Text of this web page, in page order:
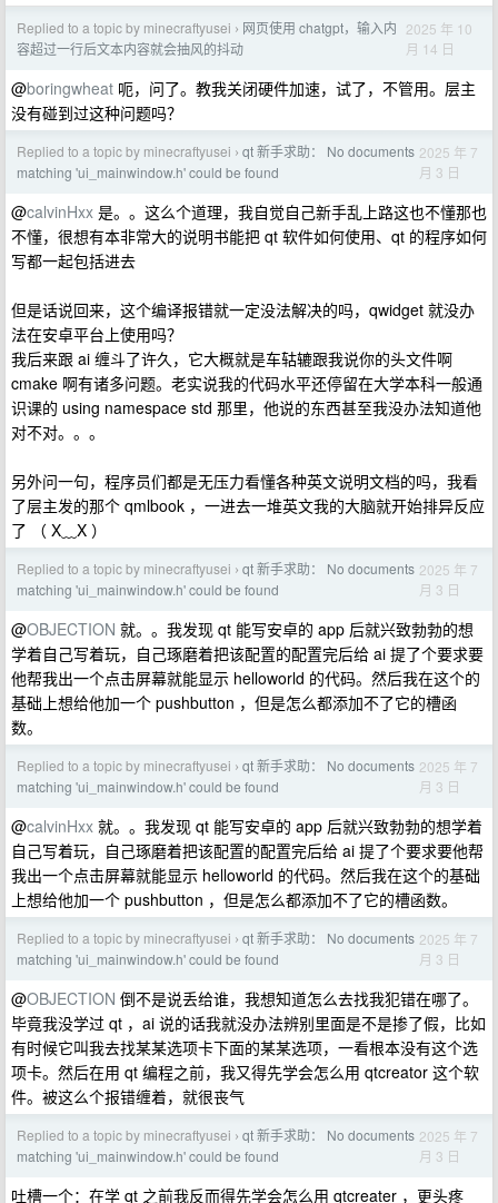
Replied to a topic by minecraftyusei › 网页使用 chatgpt，输入内
容超过一行后文本内容就会抽风的抖动
2025 年 10
月 14 日
@boringwheat 呃，问了。教我关闭硬件加速，试了，不管用。层主
没有碰到过这种问题吗？
Replied to a topic by minecraftyusei › qt 新手求助： No documents
matching 'ui_mainwindow.h' could be found
2025 年 7
月 3 日
@calvinHxx 是。。这么个道理，我自觉自己新手乱上路这也不懂那也
不懂，很想有本非常大的说明书能把 qt 软件如何使用、qt 的程序如何
写都一起包括进去
但是话说回来，这个编译报错就一定没法解决的吗，qwidget 就没办
法在安卓平台上使用吗？
我后来跟 ai 缠斗了许久，它大概就是车轱辘跟我说你的头文件啊
cmake 啊有诸多问题。老实说我的代码水平还停留在大学本科一般通
识课的 using namespace std 那里，他说的东西甚至我没办法知道他
对不对。。。
另外问一句，程序员们都是无压力看懂各种英文说明文档的吗，我看
了层主发的那个 qmlbook ，一进去一堆英文我的大脑就开始排异反应
了 （ X﹏X ）
Replied to a topic by minecraftyusei › qt 新手求助： No documents
matching 'ui_mainwindow.h' could be found
2025 年 7
月 3 日
@OBJECTION 就。。我发现 qt 能写安卓的 app 后就兴致勃勃的想
学着自己写着玩，自己琢磨着把该配置的配置完后给 ai 提了个要求要
他帮我出一个点击屏幕就能显示 helloworld 的代码。然后我在这个的
基础上想给他加一个 pushbutton ，但是怎么都添加不了它的槽函
数。
Replied to a topic by minecraftyusei › qt 新手求助： No documents
matching 'ui_mainwindow.h' could be found
2025 年 7
月 3 日
@calvinHxx 就。。我发现 qt 能写安卓的 app 后就兴致勃勃的想学着
自己写着玩，自己琢磨着把该配置的配置完后给 ai 提了个要求要他帮
我出一个点击屏幕就能显示 helloworld 的代码。然后我在这个的基础
上想给他加一个 pushbutton ，但是怎么都添加不了它的槽函数。
Replied to a topic by minecraftyusei › qt 新手求助： No documents
matching 'ui_mainwindow.h' could be found
2025 年 7
月 3 日
@OBJECTION 倒不是说丢给谁，我想知道怎么去找我犯错在哪了。
毕竟我没学过 qt ，ai 说的话我就没办法辨别里面是不是掺了假，比如
有时候它叫我去找某某选项卡下面的某某选项，一看根本没有这个选
项卡。然后在用 qt 编程之前，我又得先学会怎么用 qtcreator 这个软
件。被这么个报错缠着，就很丧气
Replied to a topic by minecraftyusei › qt 新手求助： No documents
matching 'ui_mainwindow.h' could be found
2025 年 7
月 3 日
吐槽一个：在学 qt 之前我反而得先学会怎么用 qtcreater ，更头疼